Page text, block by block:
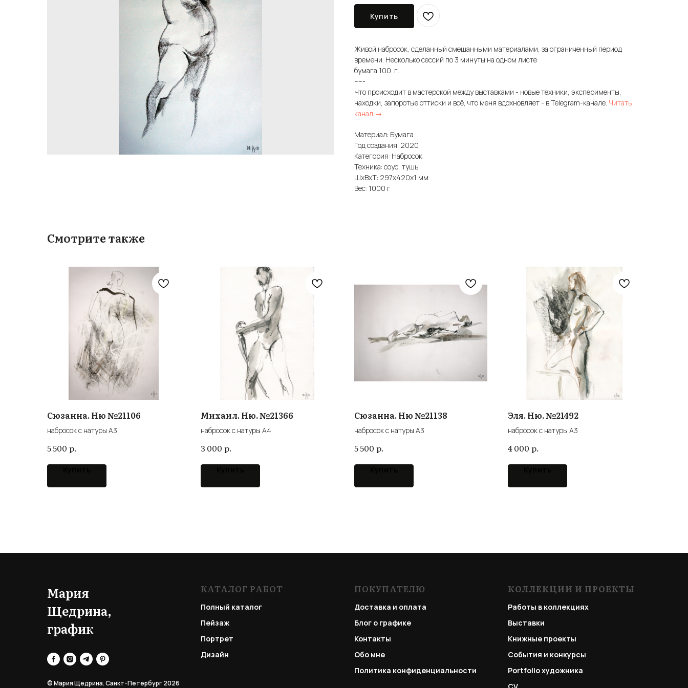
Купить
Живой набросок, сделанный смешанными материалами, за ограниченный период
времени. Несколько сессий по 3 минуты на одном листе
бумага 100 г.
-----
Что происходит в мастерской между выставками - новые техники, эксперименты,
находки, запоротые оттиски и всё, что меня вдохновляет - в Telegram-канале. Читать
канал →
Материал: Бумага
Год создания: 2020
Категория: Набросок
Техника: соус, тушь
ШxВxТ: 297x420x1 мм
Вес: 1000 г
Смотрите также
Сюзанна. Ню №21106
набросок с натуры А3
5 500 р.
Михаил. Ню. №21366
набросок с натуры А4
3 000 р.
Сюзанна. Ню №21138
набросок с натуры А3
5 500 р.
Эля. Ню. №21492
набросок с натуры А3
4 000 р.
Мария
Щедрина,
график
© Мария Щедрина. Санкт-Петербург 2026
КАТАЛОГ РАБОТ
Полный каталог
Пейзаж
Портрет
Дизайн
ПОКУПАТЕЛЮ
Доставка и оплата
Блог о графике
Контакты
Обо мне
Политика конфиденциальности
КОЛЛЕКЦИИ И ПРОЕКТЫ
Работы в коллекциях
Выставки
Книжные проекты
События и конкурсы
Portfolioхудожника